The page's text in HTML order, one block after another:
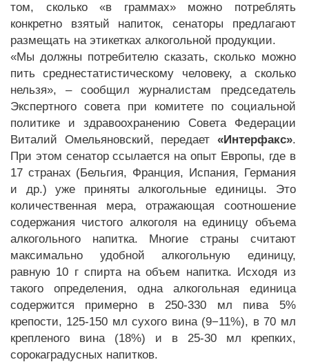
том, сколько «в граммах» можно потреблять
конкретно взятый напиток, сенаторы предлагают
размещать на этикетках алкогольной продукции.
«Мы должны потребителю сказать, сколько можно
пить среднестатистическому человеку, а сколько
нельзя», – сообщил журналистам председатель
Экспертного совета при комитете по социальной
политике и здравоохранению Совета Федерации
Виталий Омельяновский, передает «Интерфакс».
При этом сенатор ссылается на опыт Европы, где в
17 странах (Бельгия, Франция, Испания, Германия
и др.) уже приняты алкогольные единицы. Это
количественная мера, отражающая соотношение
содержания чистого алкоголя на единицу объема
алкогольного напитка. Многие страны считают
максимально удобной алкогольную единицу,
равную 10 г спирта на объем напитка. Исходя из
такого определения, одна алкогольная единица
содержится примерно в 250-330 мл пива 5%
крепости, 125-150 мл сухого вина (9−11%), в 70 мл
крепленого вина (18%) и в 25-30 мл крепких,
сорокаградусных напитков.